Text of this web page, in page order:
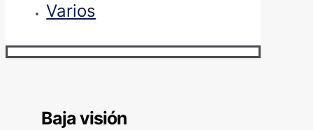
Varios
Baja visión